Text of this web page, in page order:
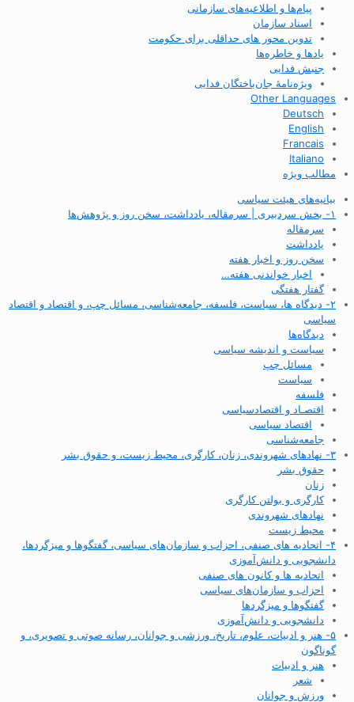
پیام‌ها و اطلاعیه‌های سازمانی
اسناد سازمان
تدوین محور های حداقلی برای حکومت
یادها و خاطره‌ها
جنبش فدایی
ویژه‌نامهٔ جان‌باختگان فدایی
Other Languages
Deutsch
English
Francais
Italiano
مطالب ویژه
بیانیه‌های هیئت سیاسی
۱- بخش سردبیری | سرمقاله، یادداشت، سخن روز و پژوهش‌ها
سرمقاله
یادداشت
سخن روز و اخبار هفته
اخبار خواندنی هفته…
گفتار هفتگی
۲- دیدگاه ها، سیاست، فلسفه، جامعه‌شناسی، مسائل چپ، و اقتصاد و اقتصاد
سیاسی
دیدگاه‌ها
سیاست و اندیشه سیاسی
مسائل چپ
سیاست
فلسفه
اقتصـاد و اقتصاد‌سیاسی
اقتصاد سیاسی
جامعه‌شناسی
۳- نهادهای شهروندی، زنان، کارگری، محیط زیست، و حقوق بشر
حقوق بشر
زنان
کارگری و بولتن کارگری
نهادهای شهروندی
محیط زیست
۴- اتحادیه های صنفی، احزاب و سازمان‌های سیاسی، گفتگوها و میزگردها،
دانشجویی و دانش‌آموزی
اتحادیه ها و کانون های صنفی
احزاب و سازمان‌های سیاسی
گفتگوها و میزگردها
دانشجویی و دانش‌آموزی
۵- هنر و ادبیات، علوم، تاریخ، ورزشی و جوانان، رسانه صوتی و تصویری، و
گوناگون
هنر و ادبیات
شعر
ورزش و جوانان